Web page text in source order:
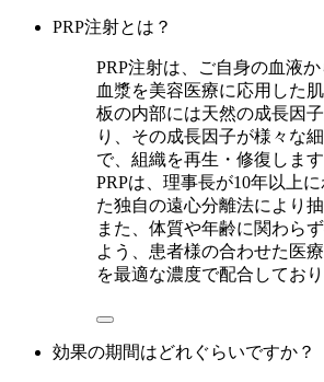
PRP注射とは？
PRP注射は、ご自身の血液
血漿を美容医療に応用した
板の内部には天然の成長因
り、その成長因子が様々な
で、組織を再生・修復しま
PRPは、理事長が10年以上
た独自の遠心分離法により
また、体質や年齢に関わら
よう、患者様の合わせた医
を最適な濃度で配合しており
効果の期間はどれぐらいですか？